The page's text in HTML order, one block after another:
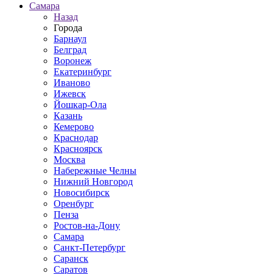
Самара
Назад
Города
Барнаул
Белград
Воронеж
Екатеринбург
Иваново
Ижевск
Йошкар-Ола
Казань
Кемерово
Краснодар
Красноярск
Москва
Набережные Челны
Нижний Новгород
Новосибирск
Оренбург
Пенза
Ростов-на-Дону
Самара
Санкт-Петербург
Саранск
Саратов